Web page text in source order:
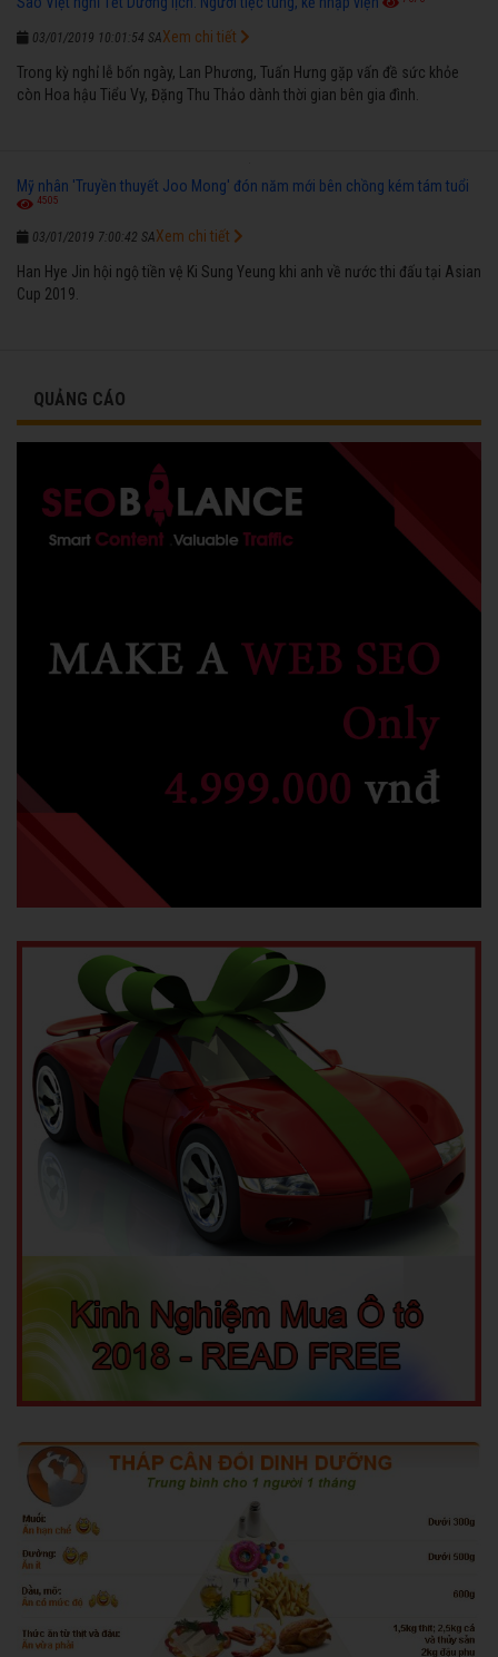
03/01/2019 10:01:54 SA
Trong kỳ nghỉ lễ bốn ngày, Lan Phương, Tuấn Hưng gặp vấn đề sức khỏe
còn Hoa hậu Tiểu Vy, Đặng Thu Thảo dành thời gian bên gia đình.
Xem chi tiết
Mỹ nhân 'Truyền thuyết Joo Mong' đón năm mới bên chồng kém tám tuổi
4505
03/01/2019 7:00:42 SA
Han Hye Jin hội ngộ tiền vệ Ki Sung Yeung khi anh về nước thi đấu tại Asian
Cup 2019.
Xem chi tiết
QUẢNG CÁO